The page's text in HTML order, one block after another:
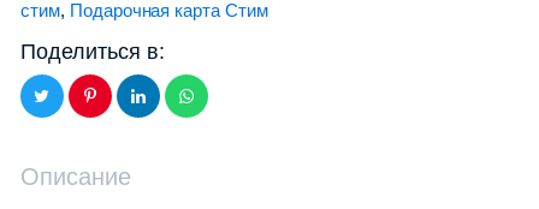
стим, Подарочная карта Стим
Поделиться в:
Описание